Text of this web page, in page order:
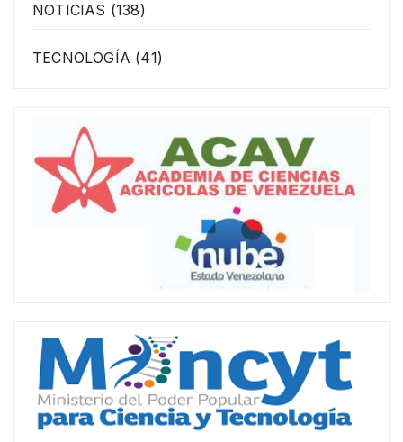
NOTICIAS (138)
TECNOLOGÍA (41)